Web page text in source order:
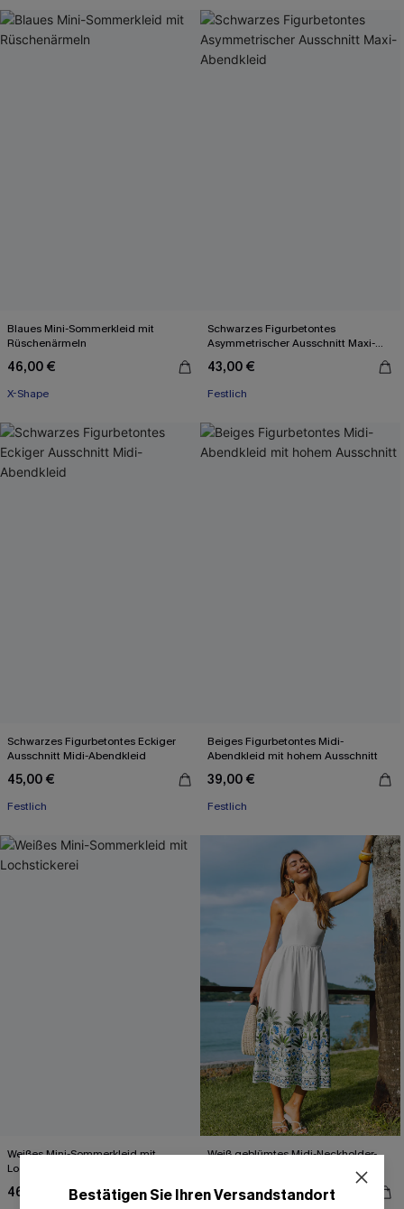
Blaues Mini-Sommerkleid mit
Rüschenärmeln
46,00 €
X-Shape
Schwarzes Figurbetontes
Asymmetrischer Ausschnitt Maxi-
43,00 €
Festlich
Schwarzes Figurbetontes Eckiger
Ausschnitt Midi-Abendkleid
45,00 €
Festlich
Beiges Figurbetontes Midi-
Abendkleid mit hohem Ausschnitt
39,00 €
Festlich
Weißes Mini-Sommerkleid mit
Lochstickerei
46,00 €
Weiß geblümtes Midi-Neckholder-
48,00 €
Bestätigen Sie Ihren Versandstandort